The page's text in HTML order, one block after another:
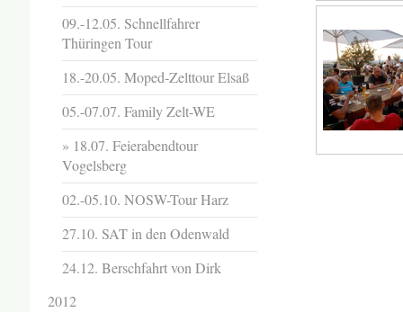
09.-12.05. Schnellfahrer
Thüringen Tour
18.-20.05. Moped-Zelttour Elsaß
05.-07.07. Family Zelt-WE
18.07. Feierabendtour
Vogelsberg
02.-05.10. NOSW-Tour Harz
27.10. SAT in den Odenwald
24.12. Berschfahrt von Dirk
2012